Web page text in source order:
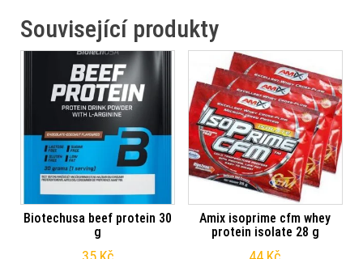
Související produkty
Biotechusa beef protein 30
g
Amix isoprime cfm whey
protein isolate 28 g